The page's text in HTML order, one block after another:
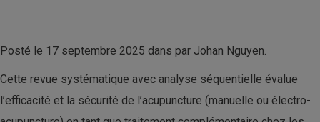
Posté le 17 septembre 2025 dans par Johan Nguyen.
Cette revue systématique avec analyse séquentielle évalue
l’efficacité et la sécurité de l’acupuncture (manuelle ou électro-